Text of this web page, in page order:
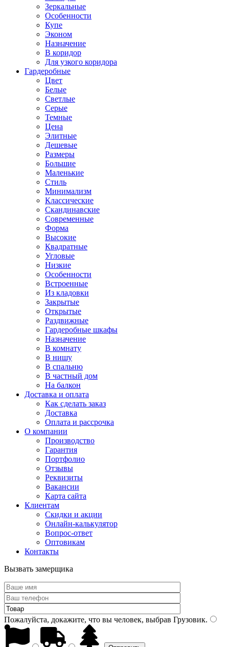
Зеркальные
Особенности
Купе
Эконом
Назначение
В коридор
Для узкого коридора
Гардеробные
Цвет
Белые
Светлые
Серые
Темные
Цена
Элитные
Дешевые
Размеры
Большие
Маленькие
Стиль
Минимализм
Классические
Скандинавские
Современные
Форма
Высокие
Квадратные
Угловые
Низкие
Особенности
Встроенные
Из кладовки
Закрытые
Открытые
Раздвижные
Гардеробные шкафы
Назначение
В комнату
В нишу
В спальню
В частный дом
На балкон
Доставка и оплата
Как сделать заказ
Доставка
Оплата и рассрочка
О компании
Производство
Гарантия
Портфолио
Отзывы
Реквизиты
Вакансии
Карта сайта
Клиентам
Скидки и акции
Онлайн-калькулятор
Вопрос-ответ
Оптовикам
Контакты
Вызвать замерщика
Пожалуйста, докажите, что вы человек, выбрав Грузовик.